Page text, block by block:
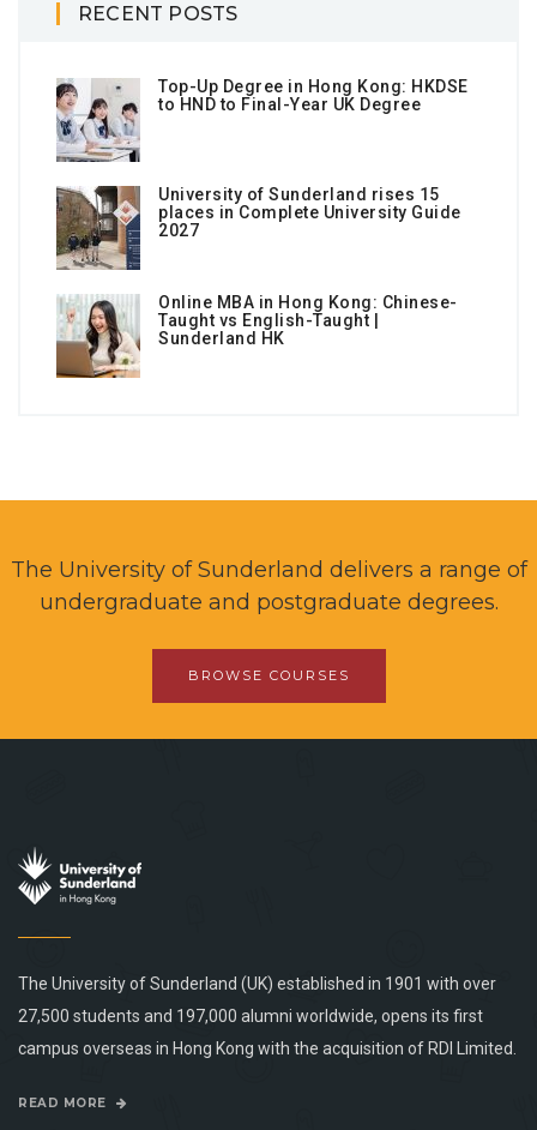
RECENT POSTS
Top-Up Degree in Hong Kong: HKDSE
to HND to Final-Year UK Degree
University of Sunderland rises 15
places in Complete University Guide
2027
Online MBA in Hong Kong: Chinese-
Taught vs English-Taught |
Sunderland HK
The University of Sunderland delivers a range of
undergraduate and postgraduate degrees.
BROWSE COURSES
The University of Sunderland (UK) established in 1901 with over
27,500 students and 197,000 alumni worldwide, opens its first
campus overseas in Hong Kong with the acquisition of RDI Limited.
READ MORE